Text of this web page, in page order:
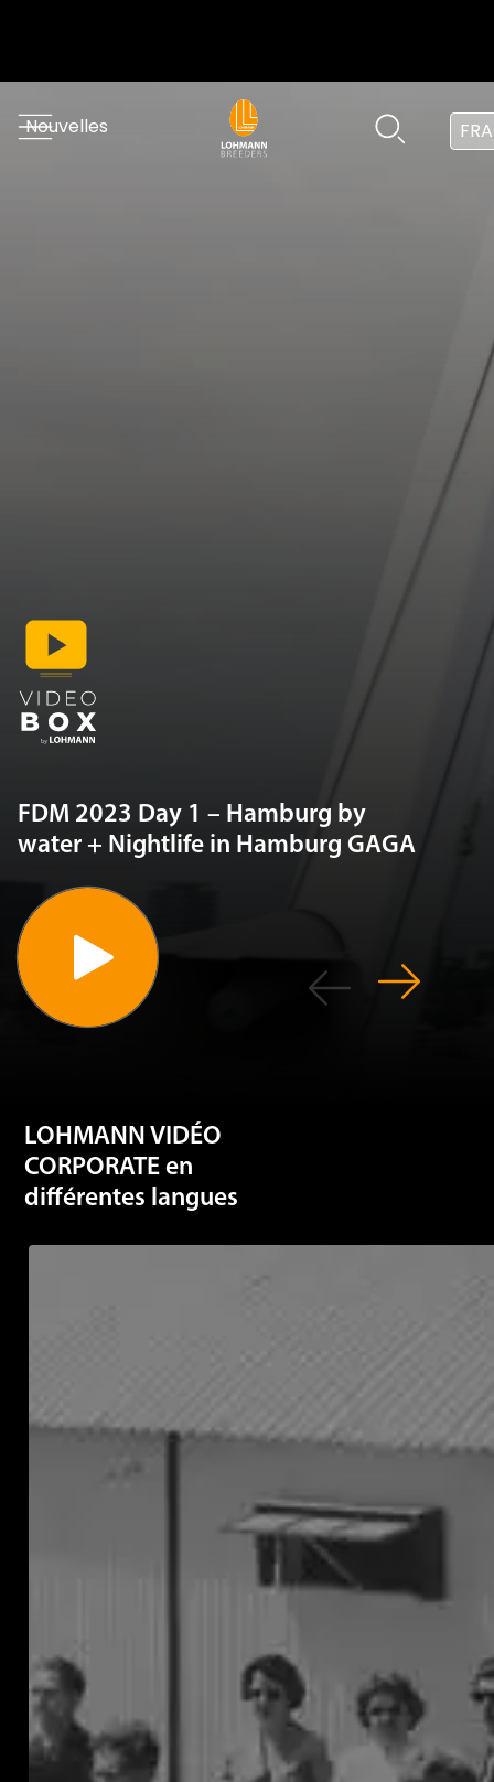
FDM 2023 Day 1 – Hamburg by
water + Nightlife in Hamburg GAGA
LOHMANN VIDÉO
CORPORATE en
différentes langues